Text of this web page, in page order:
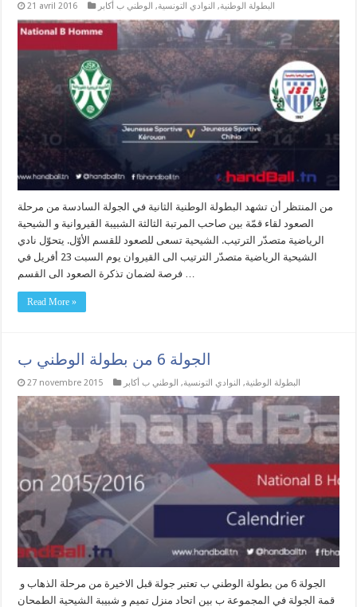
21 avril 2016 البطولة الوطنية, النوادي التونسية, الوطني ب أكابر
من المنتظر أن تشهد البطولة الوطنية الثانية في الجولة السادسة من مرحلة
الصعود لقاء قمّة بين صاحب المرتبة الثالثة الشبيبة القيروانية و الشيحية
الرياضية متصدّر الترتيب. الشيحية تسعى للصعود للقسم الأوّل. يتحوّل نادي
الشيحية الرياضية متصدّر الترتيب الى القيروان يوم السبت 23 أفريل في
Read More »
الجولة 6 من بطولة الوطني ب
27 novembre 2015 البطولة الوطنية, النوادي التونسية, الوطني ب أكابر
قمة الجولة في المجموعة ب بين اتحاد منزل تميم و شبيبة الشيحية الطمحان